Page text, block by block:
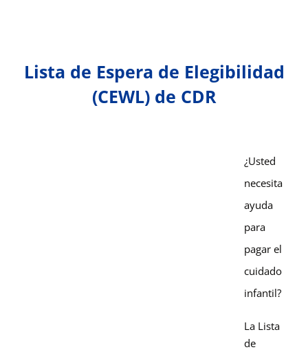
Lista de Espera de Elegibilidad
(CEWL) de CDR
¿Usted
necesita
ayuda
para
pagar el
cuidado
infantil?
La Lista
de